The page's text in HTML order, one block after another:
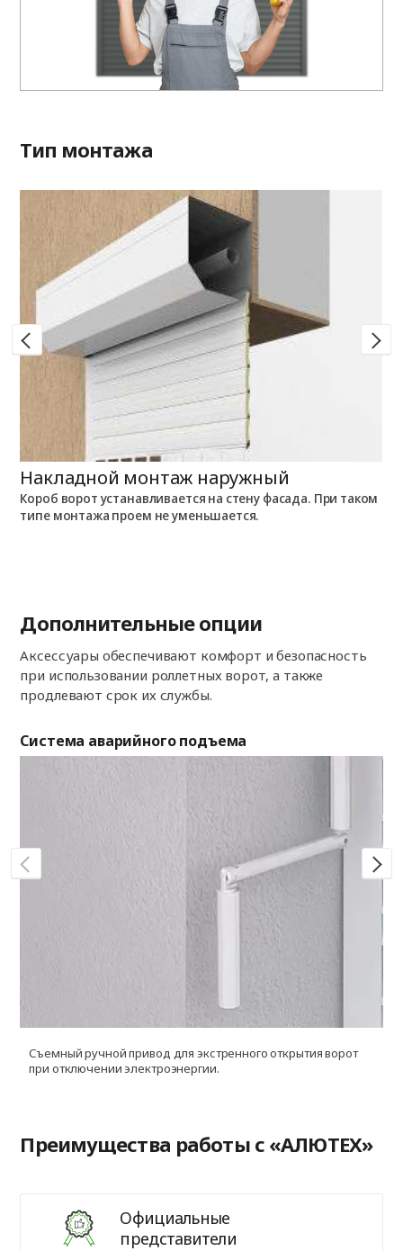
Тип монтажа
Накладной монтаж наружный
Короб ворот устанавливается на стену фасада. При таком
типе монтажа проем не уменьшается.
Дополнительные опции
Аксессуары обеспечивают комфорт и безопасность
при использовании роллетных ворот, а также
продлевают срок их службы.
Система аварийного подъема
Съемный ручной привод для экстренного открытия ворот
при отключении электроэнергии.
Преимущества работы с «АЛЮТЕХ»
Официальные
представители